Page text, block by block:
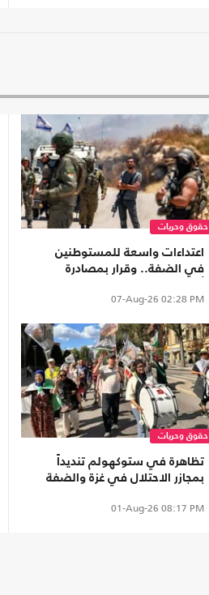
حقوق وحريات
اعتداءات واسعة للمستوطنين
في الضفة.. وقرار بمصادرة
07-Aug-26 02:28 PM
حقوق وحريات
تظاهرة في ستوكهولم تنديداً
بمجازر الاحتلال في غزة والضفة
01-Aug-26 08:17 PM